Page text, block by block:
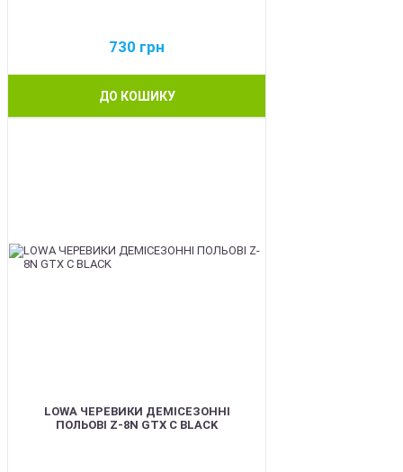
730 грн
ДО КОШИКУ
LOWA ЧЕРЕВИКИ ДЕМІСЕЗОННІ
ПОЛЬОВІ Z-8N GTX C BLACK